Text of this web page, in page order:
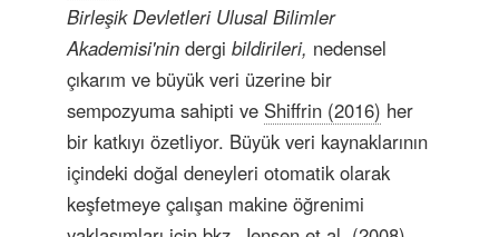
Birleşik Devletleri Ulusal Bilimler
Akademisi'nin dergi bildirileri, nedensel
çıkarım ve büyük veri üzerine bir
sempozyuma sahipti ve Shiffrin (2016) her
bir katkıyı özetliyor. Büyük veri kaynaklarının
içindeki doğal deneyleri otomatik olarak
keşfetmeye çalışan makine öğrenimi